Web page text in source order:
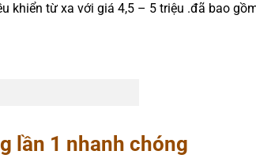
khiển từ xa với giá 4,5 – 5 triệu .đã bao
lần 1 nhanh chóng